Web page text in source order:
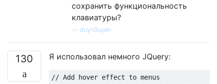
сохранить функциональность
клавиатуры?
duyn9uyen
130 Я использовал немного JQuery:
// Add hover effect to menus